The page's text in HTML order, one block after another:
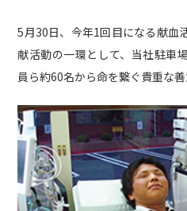
CSR 地
社
お知らせ 広報
関連リンク
5月30日、今年1回目になる献血
献活動の一環として、当社駐車
員ら約60名から命を繋ぐ貴重な善